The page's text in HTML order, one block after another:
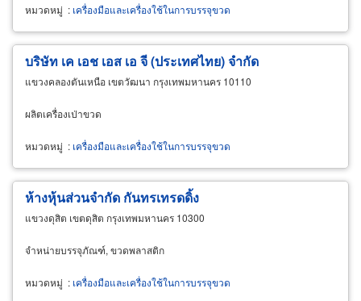
หมวดหมู่ : เครื่องมือและเครื่องใช้ในการบรรจุขวด
บริษัท เค เอช เอส เอ จี (ประเทศไทย) จำกัด
แขวงคลองตันเหนือ เขตวัฒนา กรุงเทพมหานคร 10110
ผลิตเครื่องเป่าขวด
หมวดหมู่ : เครื่องมือและเครื่องใช้ในการบรรจุขวด
ห้างหุ้นส่วนจำกัด กันทรเทรดดิ้ง
แขวงดุสิต เขตดุสิต กรุงเทพมหานคร 10300
จำหน่ายบรรจุภัณฑ์, ขวดพลาสติก
หมวดหมู่ : เครื่องมือและเครื่องใช้ในการบรรจุขวด